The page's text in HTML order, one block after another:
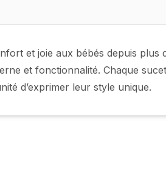
et joie aux bébés depuis plus
et fonctionnalité. Chaque
d’exprimer leur style unique.